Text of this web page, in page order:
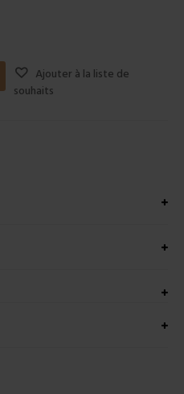
Ajouter à la liste de
souhaits